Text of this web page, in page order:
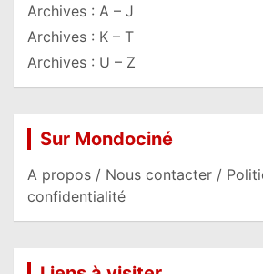
Archives : A – J
Archives : K – T
Archives : U – Z
Sur Mondociné
A propos / Nous contacter /
confidentialité